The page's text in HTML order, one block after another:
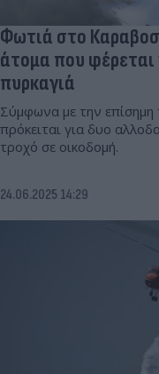
Φωτιά στο
άτομα που φέρεται
πυρκαγιά
Σύμφωνα με την επίσημη
πρόκειται για δυο
τροχό σε οικοδομή.
24.06.2025 14:29